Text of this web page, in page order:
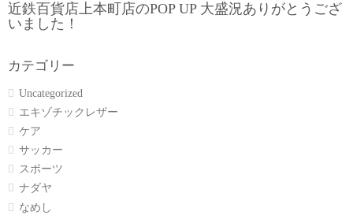
近鉄百貨店上本町店のPOP UP 大盛況ありがとうござ
いました！
カテゴリー
Uncategorized
エキゾチックレザー
ケア
サッカー
スポーツ
ナダヤ
なめし